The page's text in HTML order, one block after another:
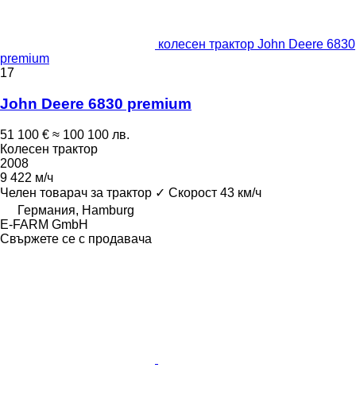
колесен трактор John Deere 6830
premium
17
John Deere 6830 premium
51 100 € ≈ 100 100 лв.
Колесен трактор
2008
9 422 м/ч
Челен товарач за трактор ✓ Скорост 43 км/ч
Германия, Hamburg
E-FARM GmbH
Свържете се с продавача